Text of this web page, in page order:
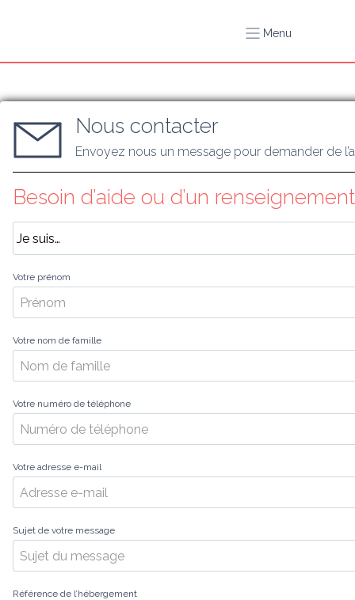
Menu
Nous contacter
Envoyez nous un message pour demander de
Besoin d’aide ou d’un
Votre prénom
Votre nom de famille
Votre numéro de téléphone
Votre adresse e-mail
Sujet de votre message
Référence de l’hébergement